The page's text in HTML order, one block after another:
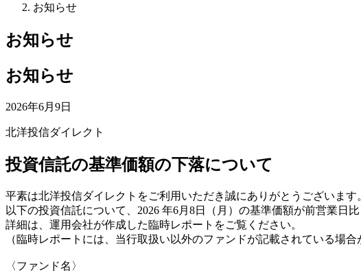
お知らせ
お知らせ
お知らせ
2026年6月9日
北洋投信ダイレクト
投資信託の基準価額の下落について
平素は北洋投信ダイレクトをご利用いただき誠にありがとうございます
以下の投資信託について、2026 年6月8日（月）の基準価額が前営業日
詳細は、運用会社が作成した臨時レポートをご覧ください。
（臨時レポートには、当行取扱い以外のファンドが記載されている場
〈ファンド名〉